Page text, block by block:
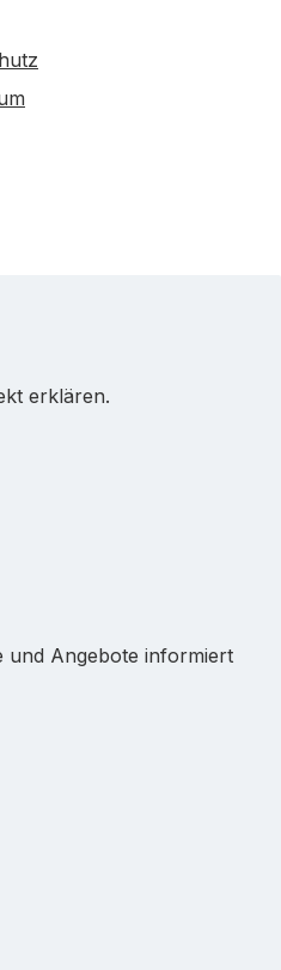
erklären.
und Angebote informiert